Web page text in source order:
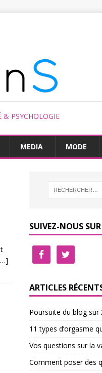
& PSYCHOLOGIE
MEDIA MODE
SUIVEZ-NOUS
ARTICLES
Poursuite du blog sur
11 types d’orgasme
Vos questions sur la
Comment poser des